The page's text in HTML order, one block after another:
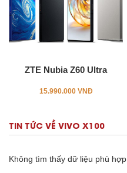
ZTE Nubia Z60 Ultra
15.990.000 VNĐ
TIN TỨC VỀ VIVO X100
Không tìm thấy dữ liệu phù hợp.